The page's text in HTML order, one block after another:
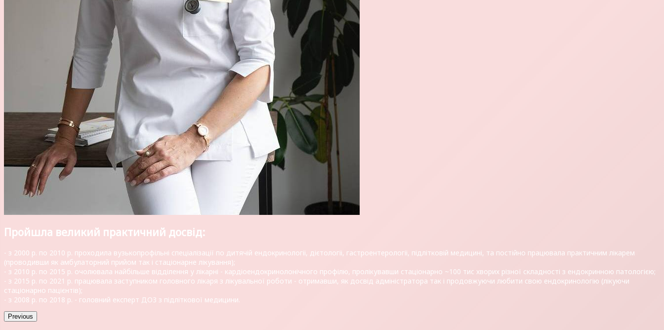
Пройшла великий практичний досвід:
- з 2000 р. по 2010 р. проходила вузькопрофільні спеціалізації по дитячій ендокринологіі, дієтологіі, гастроентерологіі, підлітковій медицині, та постійно працювала практичним лікарем
(проводивши як амбулаторний прийом так і стаціонарне лікування);
- з 2010 р. по 2015 р. очолювала найбільше відділення у лікарні - кардіоендокринолонічного профілю, пролікувавши стаціонарно ~100 тис хворих різної складності з ендокринною патологією;
- з 2015 р. по 2021 р. працювала заступником головного лікаря з лікувальної роботи - отримавши, як досвід адміністратора так і продовжуючи любити свою ендокринологію (лікуючи
стаціонарно пацієнтів);
- з 2008 р. по 2018 р. - головний експерт ДОЗ з підліткової медицини.
Previous